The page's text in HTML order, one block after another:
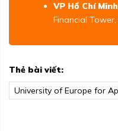
VP Hồ Chí
Financial Tower,
Thẻ bài viết:
University of Europe for